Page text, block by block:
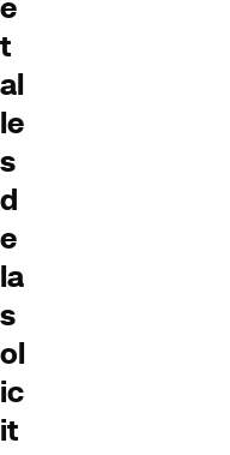
e
t
al
le
s
d
e
la
s
ol
ic
it